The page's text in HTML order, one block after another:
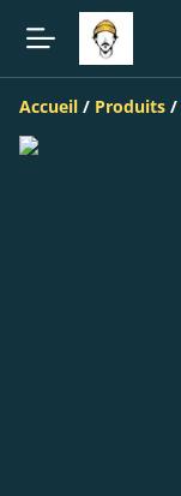
Accueil / Produits /